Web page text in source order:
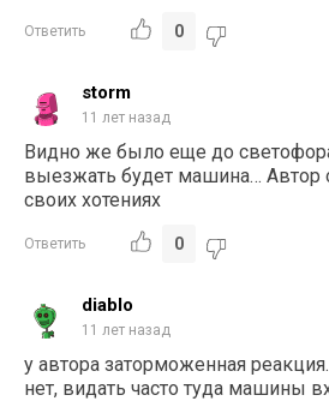
Ответить 0
storm
11 лет назад
Видно же было еще до
выезжать будет машина… Автор
своих хотениях
Ответить 0
diablo
11 лет назад
у автора заторможенная
нет, видать часто туда машины